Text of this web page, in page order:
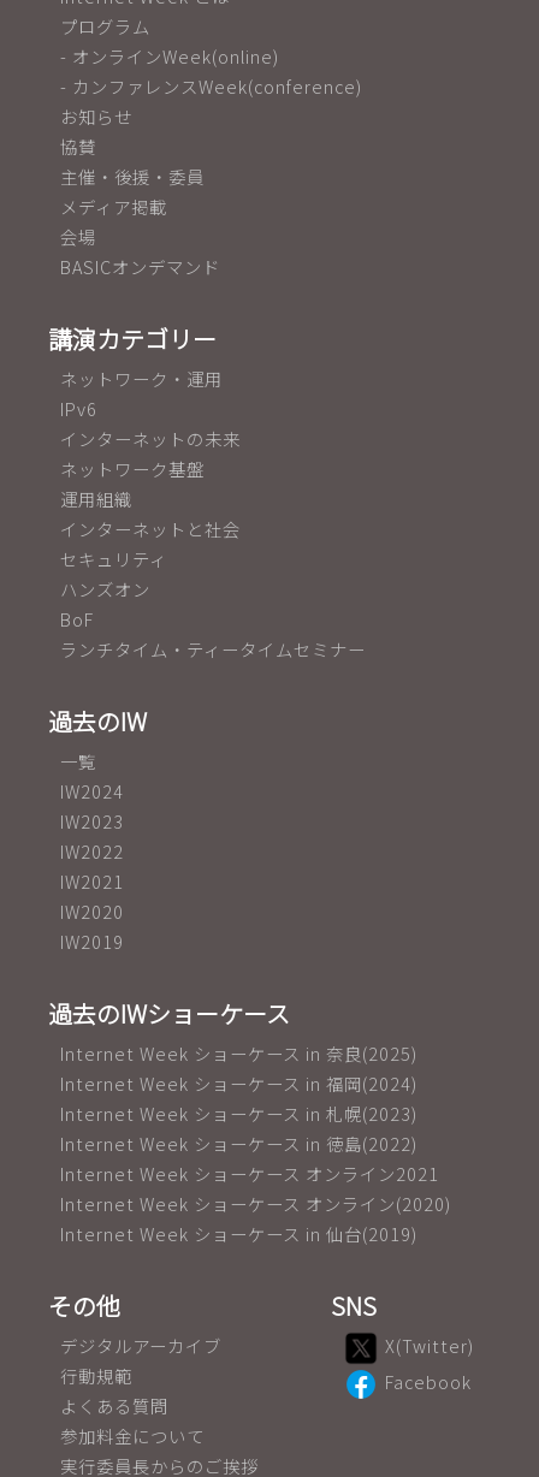
プログラム
- オンラインWeek(online)
- カンファレンスWeek(conference)
お知らせ
協賛
主催・後援・委員
メディア掲載
会場
BASICオンデマンド
講演カテゴリー
ネットワーク・運用
IPv6
インターネットの未来
ネットワーク基盤
運用組織
インターネットと社会
セキュリティ
ハンズオン
BoF
ランチタイム・ティータイムセミナー
過去のIW
一覧
IW2024
IW2023
IW2022
IW2021
IW2020
IW2019
過去のIWショーケース
Internet Week ショーケース in 奈良(2025)
Internet Week ショーケース in 福岡(2024)
Internet Week ショーケース in 札幌(2023)
Internet Week ショーケース in 徳島(2022)
Internet Week ショーケース オンライン2021
Internet Week ショーケース オンライン(2020)
Internet Week ショーケース in 仙台(2019)
その他
デジタルアーカイブ
行動規範
よくある質問
参加料金について
実行委員長からのご挨拶
SNS
X(Twitter)
Facebook